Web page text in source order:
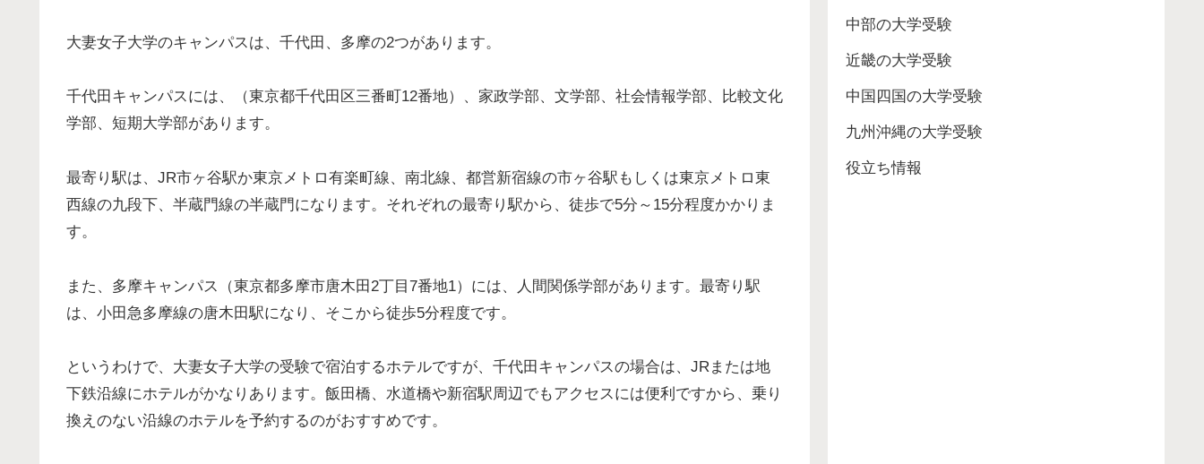
大妻女子大学のキャンパスは、千代田、多摩の2つがあります。
千代田キャンパスには、（東京都千代田区三番町12番地）、家政学部、文学部、社会情報学部、比較文化
学部、短期大学部があります。
最寄り駅は、JR市ヶ谷駅か東京メトロ有楽町線、南北線、都営新宿線の市ヶ谷駅もしくは東京メトロ東
西線の九段下、半蔵門線の半蔵門になります。それぞれの最寄り駅から、徒歩で5分～15分程度かかりま
す。
また、多摩キャンパス（東京都多摩市唐木田2丁目7番地1）には、人間関係学部があります。最寄り駅
は、小田急多摩線の唐木田駅になり、そこから徒歩5分程度です。
というわけで、大妻女子大学の受験で宿泊するホテルですが、千代田キャンパスの場合は、JRまたは地
下鉄沿線にホテルがかなりあります。飯田橋、水道橋や新宿駅周辺でもアクセスには便利ですから、乗り
換えのない沿線のホテルを予約するのがおすすめです。
中部の大学受験
近畿の大学受験
中国四国の大学受験
九州沖縄の大学受験
役立ち情報